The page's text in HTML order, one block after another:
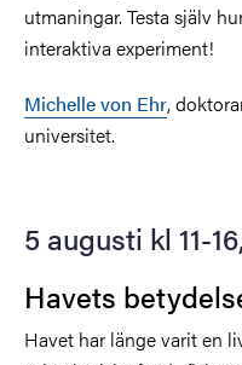
utmaningar. Testa själv
interaktiva experiment!
Michelle von Ehr,
universitet.
5 augusti kl 11-
Havets
Havet har länge varit en